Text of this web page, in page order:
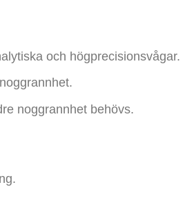
och högprecisionsvågar.
noggrannhet behövs.